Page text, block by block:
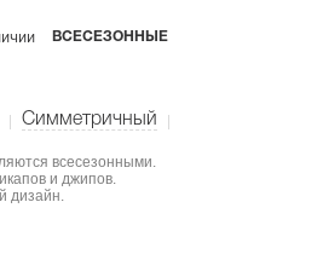
ВСЕСЕЗОННЫЕ
Симметричный
всесезонными.
и джипов.
дизайн.